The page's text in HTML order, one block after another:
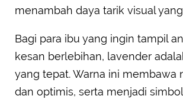
menambah daya tarik visual
Bagi para ibu yang ingin tampil
kesan berlebihan, lavender
yang tepat. Warna ini membawa
dan optimis, serta menjadi